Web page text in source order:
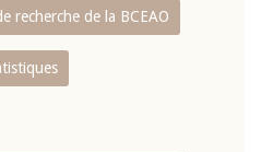
recherche de la BCEAO